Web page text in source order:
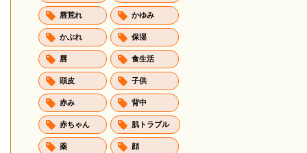
唇荒れ かゆみ
かぶれ 保湿
唇 食生活
頭皮 子供
赤み 背中
赤ちゃん 肌トラブル
薬 顔